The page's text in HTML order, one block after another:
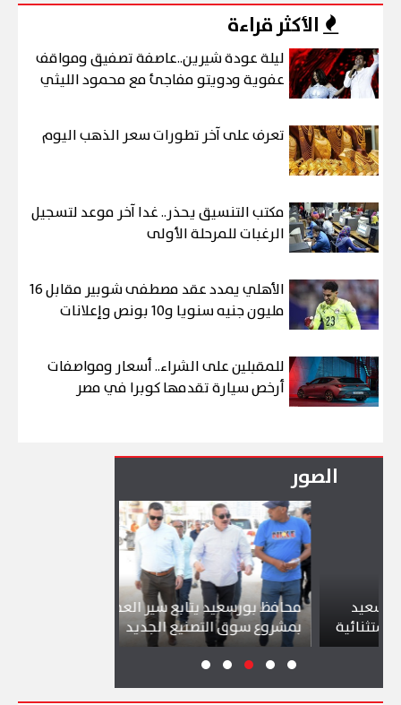
الأكثر قراءة
ليلة عودة شيرين..عاصفة تصفيق ومواقف
عفوية ودويتو مفاجئ مع محمود الليثي
تعرف على آخر تطورات سعر الذهب اليوم
مكتب التنسيق يحذر.. غدا آخر موعد لتسجيل
الرغبات للمرحلة الأولى
الأهلي يمدد عقد مصطفى شوبير مقابل 16
مليون جنيه سنويا و10 بونص وإعلانات
للمقبلين على الشراء.. أسعار ومواصفات
أرخص سيارة تقدمها كوبرا في مصر
الصور
محافظ بورسعيد يتابع سير العمل
بمشروع سوق التصنيع الجديد